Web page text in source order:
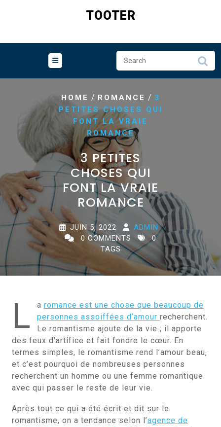
TOOTER
HOME / ROMANCE / 3
PETITES CHOSES QUI
FONT LA VRAIE
ROMANCE
3 PETITES
CHOSES QUI
FONT LA VRAIE
ROMANCE
JUIN 5, 2022
ADMIN
0 COMMENTS
0
TAGS
L a romance est une chose que beaucoup de
personnes assoiffées d’amour recherchent.
Le romantisme ajoute de la vie ; il apporte
des feux d’artifice et fait fondre le cœur. En
termes simples, le romantisme rend l’amour beau,
et c’est pourquoi de nombreuses personnes
recherchent un homme ou une femme romantique
avec qui passer le reste de leur vie.
Après tout ce qui a été écrit et dit sur le
romantisme, on a tendance selon l’agence de